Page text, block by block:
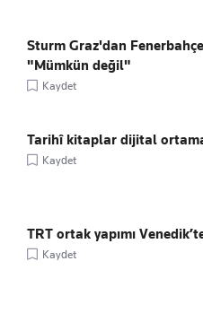
Sturm Graz'dan
"Mümkün değil"
Kaydet
Tarihî kitaplar dijital
Kaydet
TRT ortak yapımı
Kaydet